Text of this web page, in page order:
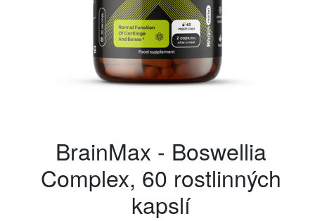
BrainMax - Boswellia
Complex, 60 rostlinných
kapslí